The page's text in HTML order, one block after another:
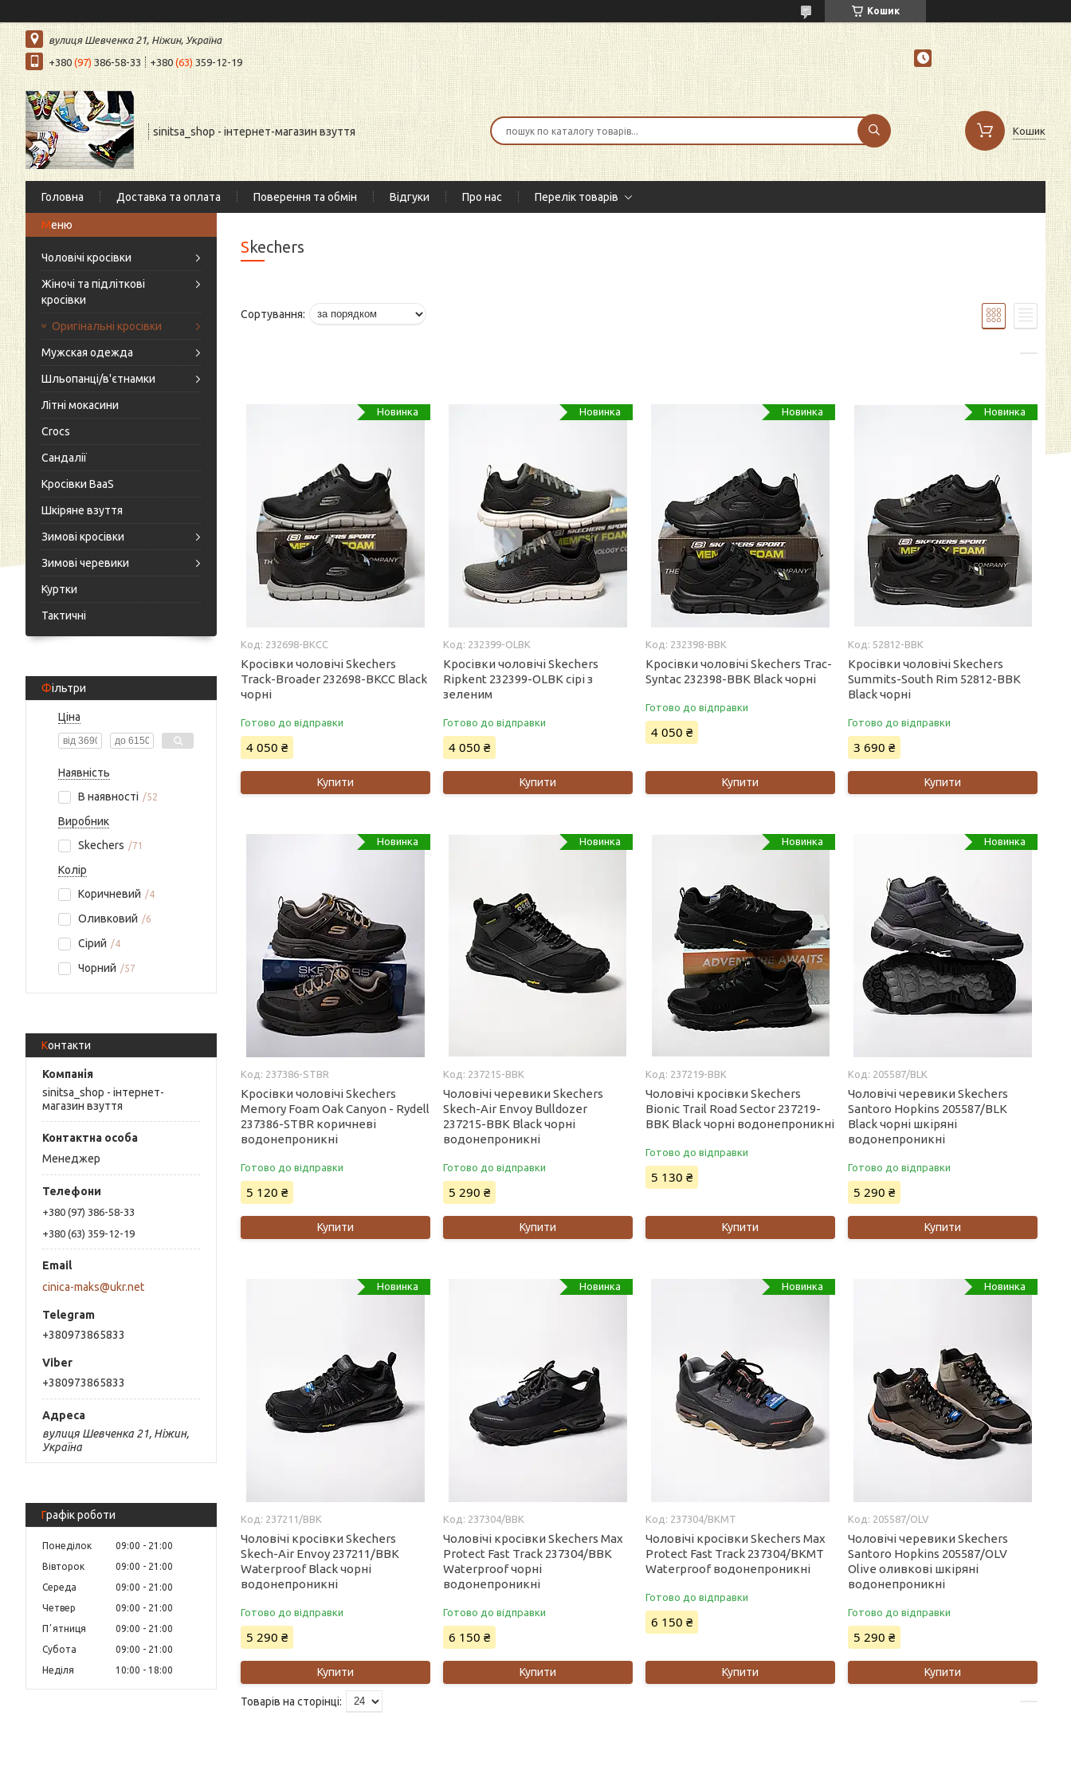
Кошик
вулиця Шевченка 21, Ніжин, Україна
+380 (97)386-58-33 +380(63)359-12-19
sinitsa_shop - інтернет-магазин взуття Кошик
Головна Доставка та оплата Поверення та обмін Відгуки Про нас Перелік товарів
Чоловічі кросівки
Жіночі та підліткові
кросівки
Оригінальні кросівки
Мужская одежда
Шльопанці/в'єтнамки
Літні мокасини
Crocs
Сандалії
Кросівки BaaS
Шкіряне взуття
Зимові кросівки
Зимові черевики
Куртки
Тактичні
Фільтри
Ціна
Наявність
В наявності
52
Виробник
Skechers
71
Колір
Коричневий
4
Оливковий 6
Сірий 4
Чорний 57
Контакти
sinitsa_shop - інтернет-
магазин взуття
Менеджер
+380 (97) 386-58-33
+380 (63) 359-12-19
cinica-maks@ukr.net
+380973865833
+380973865833
вулиця Шевченка 21, Ніжин,
Україна
Графік роботи
Понеділок 09:00
21:00
Вівторок
09:00
21:00
Середа
09:00
21:00
Четвер
09:00
21:00
Пʼятниця
09:00
21:00
Субота
09:00
21:00
Неділя
10:00 18:00
Skechers
Новинка
232698-BKCC
Кросівки чоловічі Skechers
Track-Broader 232698-BKCC Black
чорні
Готово до відправки
4 050 ₴
Купити
Новинка
232399-OLBK
Кросівки чоловічі Skechers
Ripkent 232399-OLBK сірі з
зеленим
Готово до відправки
4 050 ₴
Купити
Новинка
232398-BBK
Кросівки чоловічі Skechers Trac-
Syntac 232398-BBK Black чорні
Готово до відправки
4 050 ₴
Купити
Новинка
52812-BBK
Кросівки чоловічі Skechers
Summits-South Rim 52812-BBK
Black чорні
Готово до відправки
3 690 ₴
Купити
Новинка
237386-STBR
Кросівки чоловічі Skechers
Memory Foam Oak Canyon - Rydell
237386-STBR коричневі
водонепроникні
Готово до відправки
5 120 ₴
Купити
Новинка
237215-BBK
Чоловічі черевики Skechers
Skech-Air Envoy Bulldozer
237215-BBK Black чорні
водонепроникні
Готово до відправки
5 290 ₴
Купити
Новинка
237219-BBK
Чоловічі кросівки Skechers
Bionic Trail Road Sector 237219-
BBK Black чорні водонепроникні
Готово до відправки
5 130 ₴
Купити
Новинка
205587/BLK
Чоловічі черевики Skechers
Santoro Hopkins 205587/BLK
Black чорні шкіряні
водонепроникні
Готово до відправки
5 290 ₴
Купити
Новинка
237211/BBK
Чоловічі кросівки Skechers
Skech-Air Envoy 237211/BBK
Waterproof Black чорні
водонепроникні
Готово до відправки
5 290 ₴
Купити
Новинка
237304/BBK
Чоловічі кросівки Skechers Max
Protect Fast Track 237304/BBK
Waterproof чорні
водонепроникні
Готово до відправки
6 150 ₴
Купити
Новинка
237304/BKMT
Чоловічі кросівки Skechers Max
Protect Fast Track 237304/BKMT
Waterproof водонепроникні
Готово до відправки
6 150 ₴
Купити
Новинка
205587/OLV
Чоловічі черевики Skechers
Santoro Hopkins 205587/OLV
Olive оливкові шкіряні
водонепроникні
Готово до відправки
5 290 ₴
Купити